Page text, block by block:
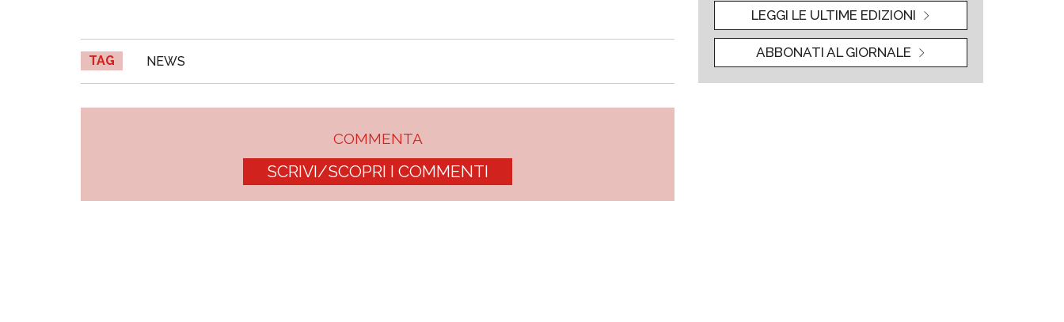
TAG NEWS
COMMENTA
SCRIVI/SCOPRI I COMMENTI
LEGGI LE ULTIME EDIZIONI
ABBONATI AL GIORNALE